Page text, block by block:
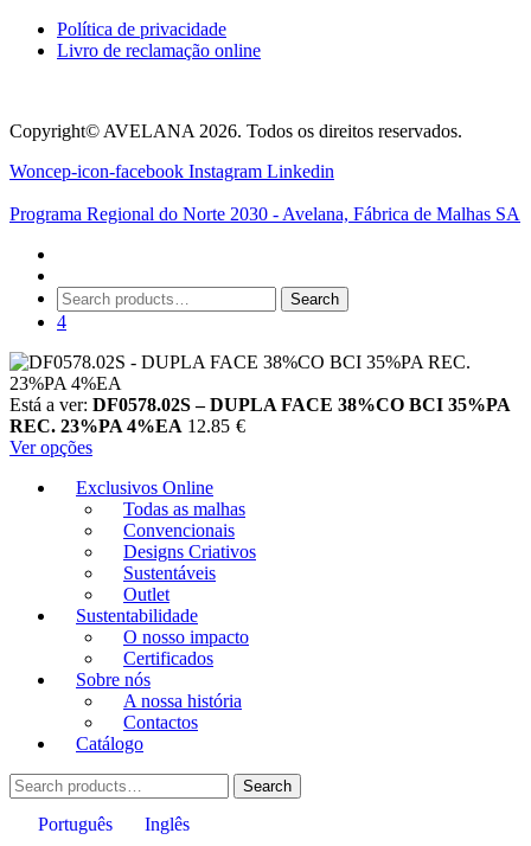
Política de privacidade
Livro de reclamação online
Copyright© AVELANA 2026. Todos os direitos reservados.
Woncep-icon-facebook Instagram Linkedin
Programa Regional do Norte 2030 - Avelana, Fábrica de Malhas SA
Search
for:
Search
4
Está a ver: DF0578.02S – DUPLA FACE 38%CO BCI 35%PA
REC. 23%PA 4%EA 12.85 €
Ver opções
Exclusivos Online
Todas as malhas
Convencionais
Designs Criativos
Sustentáveis
Outlet
Sustentabilidade
O nosso impacto
Certificados
Sobre nós
A nossa história
Contactos
Catálogo
Search
for:
Search
Português Inglês